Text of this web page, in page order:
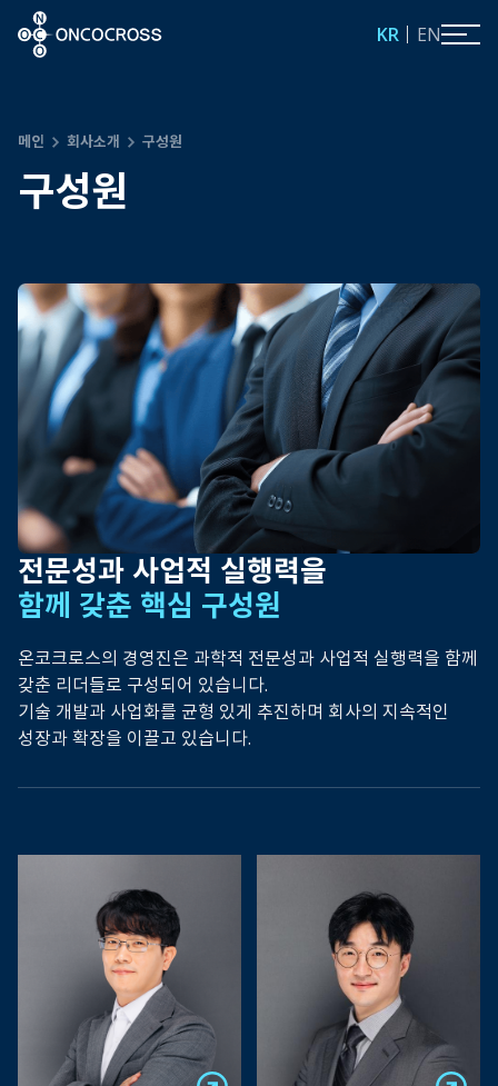
ONCOCROSS
KR EN
메인 회사소개 구성원
구성원
전문성과 사업적 실행력을
함께 갖춘 핵심 구성원
온코크로스의 경영진은 과학적 전문성과 사업적 실행력을 함께
갖춘 리더들로 구성되어 있습니다.
기술 개발과 사업화를 균형 있게 추진하며 회사의 지속적인
성장과 확장을 이끌고 있습니다.